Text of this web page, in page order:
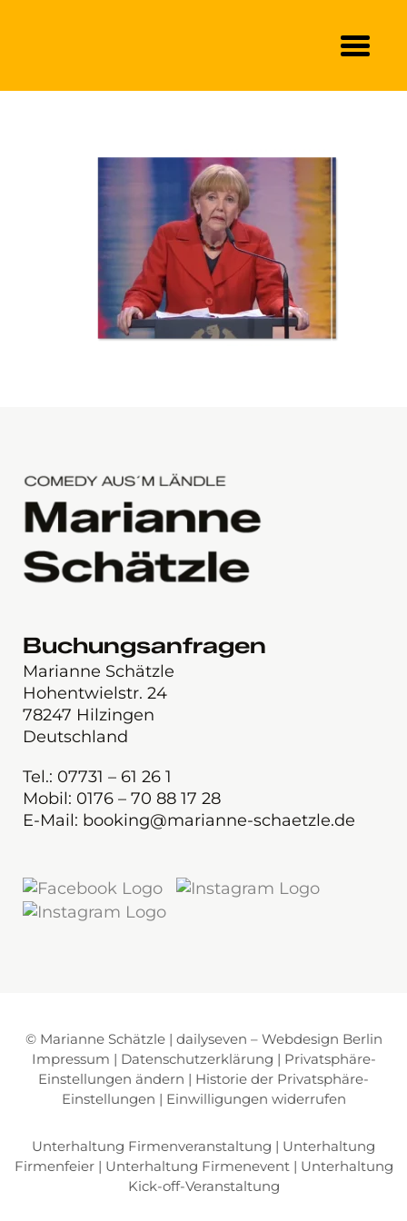
Buchungsanfragen
Marianne Schätzle
Hohentwielstr. 24
78247 Hilzingen
Deutschland
Tel.: 07731 – 61 26 1
Mobil: 0176 – 70 88 17 28
E-Mail: booking@marianne-schaetzle.de
© Marianne Schätzle | dailyseven – Webdesign Berlin
Impressum | Datenschutzerklärung | Privatsphäre-
Einstellungen ändern | Historie der Privatsphäre-
Einstellungen | Einwilligungen widerrufen
Unterhaltung Firmenveranstaltung | Unterhaltung
Firmenfeier| Unterhaltung Firmenevent | Unterhaltung
Kick-off-Veranstaltung